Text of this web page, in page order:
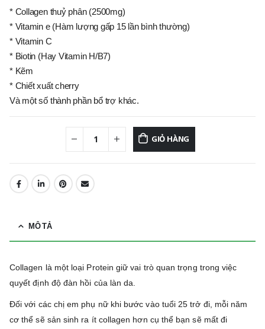
* Collagen thuỷ phân (2500mg)
* Vitamin e (Hàm lượng gấp 15 lần bình thường)
* Vitamin C
* Biotin (Hay Vitamin H/B7)
* Kẽm
* Chiết xuất cherry
Và một số thành phần bổ trợ khác.
GIỎ HÀNG
MÔ TẢ
Collagen là một loại Protein giữ vai trò quan trọng trong việc
quyết định độ đàn hồi của làn da.
Đối với các chị em phụ nữ khi bước vào tuổi 25 trở đi, mỗi năm
cơ thể sẽ sản sinh ra ít collagen hơn cụ thể bạn sẽ mất đi